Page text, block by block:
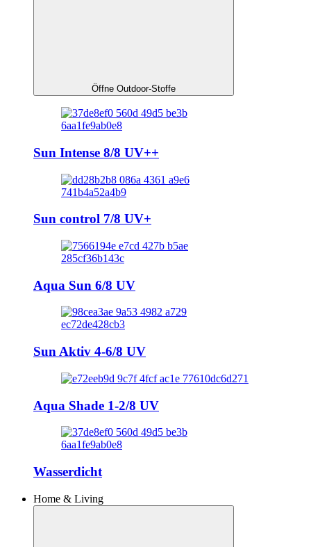
Öffne Outdoor-Stoffe
Sun Intense 8/8 UV++
Sun control 7/8 UV+
Aqua Sun 6/8 UV
Sun Aktiv 4-6/8 UV
Aqua Shade 1-2/8 UV
Wasserdicht
Home & Living